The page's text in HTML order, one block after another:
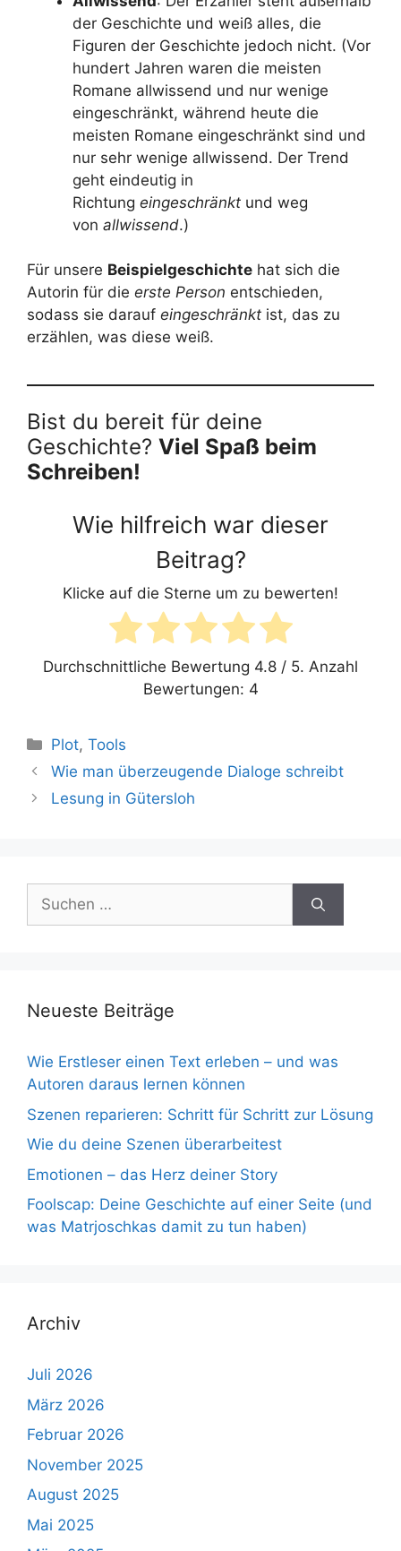
der Geschichte und weiß alles, die
Figuren der Geschichte jedoch nicht. (Vor
hundert Jahren waren die meisten
Romane allwissend und nur wenige
eingeschränkt, während heute die
meisten Romane eingeschränkt sind und
nur sehr wenige allwissend. Der Trend
geht eindeutig in
Richtung eingeschränkt und weg
von allwissend.)
Für unsere Beispielgeschichte hat sich die
Autorin für die erste Person entschieden,
sodass sie darauf eingeschränkt ist, das zu
erzählen, was diese weiß.
Bist du bereit für deine
Geschichte? Viel Spaß beim
Schreiben!
Wie hilfreich war dieser
Beitrag?
Klicke auf die Sterne um zu bewerten!
Durchschnittliche Bewertung 4.8 / 5. Anzahl
Bewertungen: 4
Kategorien
Plot,Tools
Wie man überzeugende Dialoge schreibt
Lesung in Gütersloh
Suchen
nach:
Neueste Beiträge
Wie Erstleser einen Text erleben – und was
Autoren daraus lernen können
Szenen reparieren: Schritt für Schritt zur Lösung
Wie du deine Szenen überarbeitest
Emotionen – das Herz deiner Story
Foolscap: Deine Geschichte auf einer Seite (und
was Matrjoschkas damit zu tun haben)
Archiv
Juli 2026
März 2026
Februar 2026
November 2025
August 2025
Mai 2025